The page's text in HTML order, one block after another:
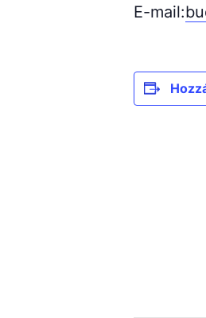
E-mail: